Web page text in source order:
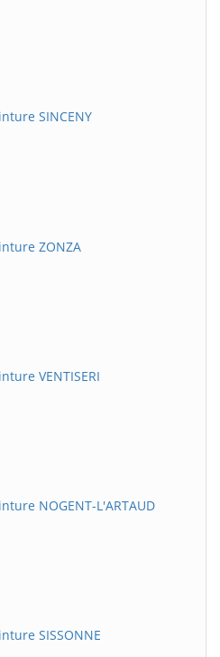
SINCENY
ZONZA
VENTISERI
NOGENT-L'ARTAUD
SISSONNE